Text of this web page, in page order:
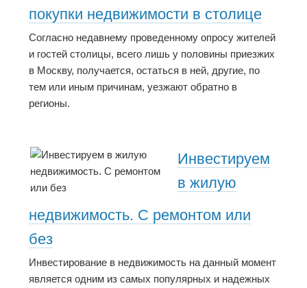
покупки недвижимости в столице
Согласно недавнему проведенному опросу жителей
и гостей столицы, всего лишь у половины приезжих
в Москву, получается, остаться в ней, другие, по
тем или иным причинам, уезжают обратно в
регионы.
Инвестируем
в жилую
недвижимость. С ремонтом или
без
Инвестирование в недвижимость на данный момент
является одним из самых популярных и надежных